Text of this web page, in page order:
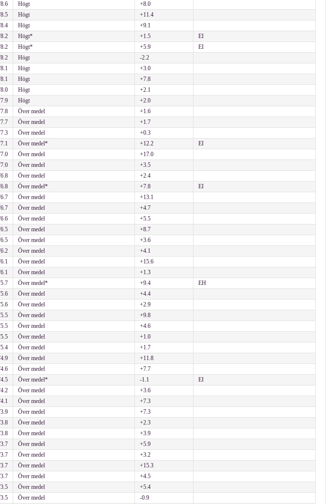
Högt
+8.0
Högt
+11.4
Högt
+9.1
Högt* +1.5
EI
Högt* +5.9
EI
Högt
-2.2
Högt
+3.0
Högt
+7.8
Högt
+2.1
Högt
+2.0
Över medel
+1.6
Över medel
+1.7
Över medel
+0.3
Över medel* +12.2
EI
Över medel
+17.0
Över medel
+3.5
Över medel
+2.4
Över medel* +7.8
EI
Över medel
+13.1
Över medel
+4.7
Över medel
+5.5
Över medel
+8.7
Över medel
+3.6
Över medel
+4.1
Över medel
+15.6
Över medel
+1.3
Över medel* +9.4
EH
Över medel
+4.4
Över medel
+2.9
Över medel
+9.8
Över medel
+4.6
Över medel
+1.0
Över medel
+1.7
Över medel
+11.8
Över medel
+7.7
Över medel* -1.1
EI
Över medel
+3.6
Över medel
+7.3
Över medel
+7.3
Över medel
+2.3
Över medel
+3.9
Över medel
+5.9
Över medel
+3.2
Över medel
+15.3
Över medel
+4.5
Över medel
+5.4
Över medel
-0.9